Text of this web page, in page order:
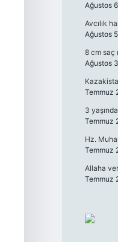
Ağustos
Avcılık
Ağustos
8 cm saç
Ağustos
Temmuz
3
Temmuz
Hz.
Temmuz
Allaha
Temmuz